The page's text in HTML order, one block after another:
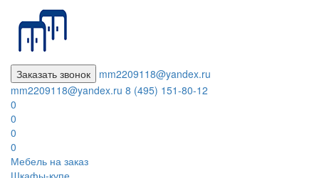
Заказать звонок
mm2209118@yandex.ru
mm2209118@yandex.ru 8 (495) 151-80-12
0
0
0
0
Мебель на заказ
Шкафы-купе